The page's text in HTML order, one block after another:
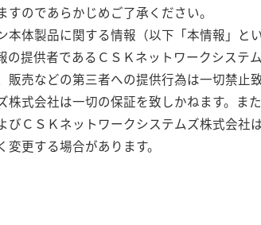
のであらかじめご了承ください。
体製品に関する情報（以下「本情報」と
の提供者であるＣＳＫネットワークシス
販売などの第三者への提供行為は一切禁
株式会社は一切の保証を致しかねます。
びＣＳＫネットワークシステムズ株式会社
更する場合があります。